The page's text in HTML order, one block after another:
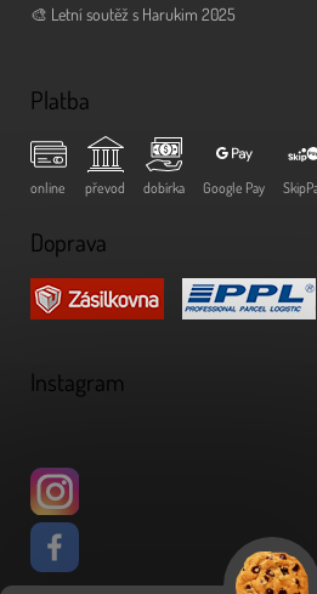
🎨 Letní soutěž s Harukim 2025
Platba
online převod dobírka Google Pay
Doprava
Instagram